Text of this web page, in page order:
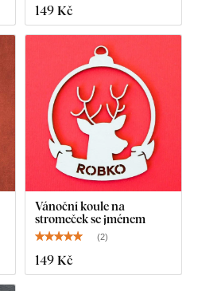
149 Kč
Vánoční koule na
stromeček se jménem
(2)
149 Kč